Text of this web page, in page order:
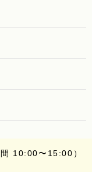
10:00〜15:00）